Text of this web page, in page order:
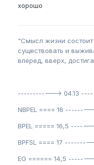
хорошо
"Смысл жизни состоит
существовать и
вперед, вверх,
------------> 04.13
NBPEL ==== 16
BPEL ===== 16,5 -------
BPFSL ==== 17
EG ====== 14,5